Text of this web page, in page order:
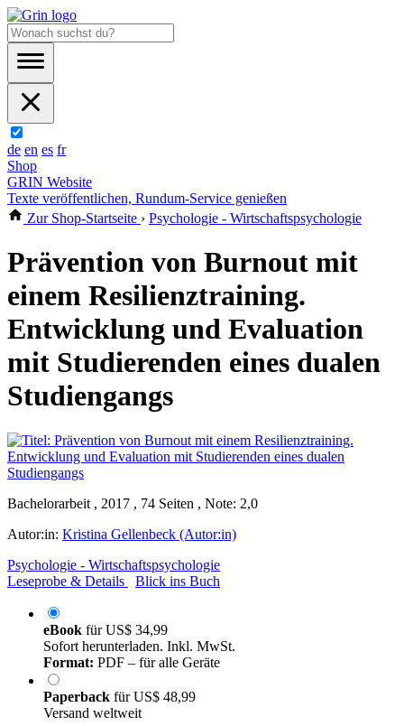
de en es fr
Shop
GRIN Website
Texte veröffentlichen, Rundum-Service genießen
Zur Shop-Startseite › Psychologie - Wirtschaftspsychologie
Prävention von Burnout mit
einem Resilienztraining.
Entwicklung und Evaluation
mit Studierenden eines dualen
Studiengangs
Bachelorarbeit , 2017 , 74 Seiten , Note: 2,0
Autor:in: Kristina Gellenbeck (Autor:in)
Psychologie - Wirtschaftspsychologie
Leseprobe & Details
Blick ins Buch
eBook fürUS$ 34,99
Sofort herunterladen. Inkl. MwSt.
Format: PDF – für alle Geräte
Paperback fürUS$ 48,99
Versand weltweit